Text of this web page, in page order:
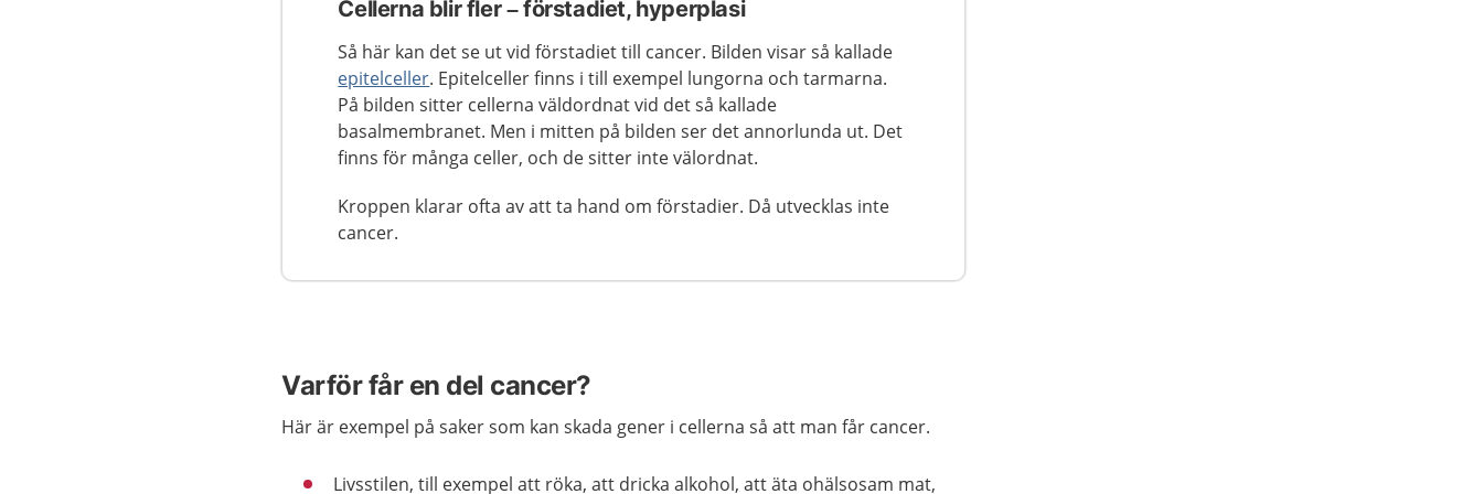
Cellerna blir fler – förstadiet, hyperplasi
Så här kan det se ut vid förstadiet till cancer. Bilden visar så kallade
epitelceller. Epitelceller finns i till exempel lungorna och tarmarna.
På bilden sitter cellerna väldordnat vid det så kallade
basalmembranet. Men i mitten på bilden ser det annorlunda ut. Det
finns för många celler, och de sitter inte välordnat.
Kroppen klarar ofta av att ta hand om förstadier. Då utvecklas inte
cancer.
Varför får en del cancer?
Här är exempel på saker som kan skada gener i cellerna så att man får cancer.
Livsstilen, till exempel att röka, att dricka alkohol, att äta ohälsosam mat,